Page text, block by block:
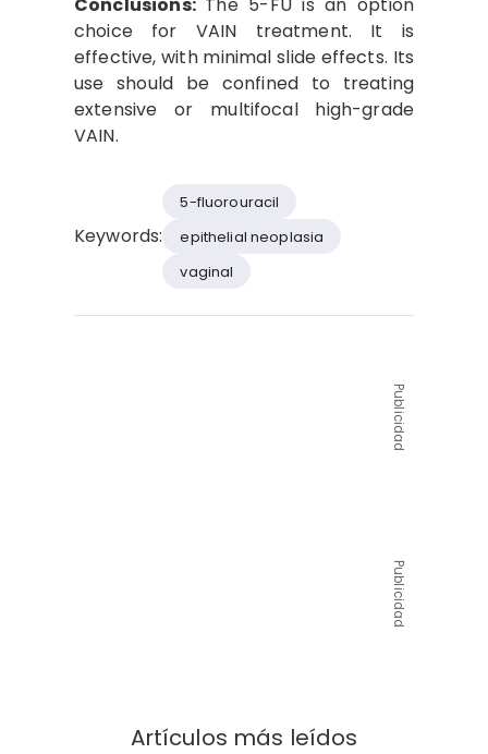
choice for VAIN treatment. It is
effective, with minimal slide effects. Its
use should be confined to treating
extensive or multifocal high-grade
VAIN.
Keywords:
5-fluorouracil
epithelial neoplasia
vaginal
Publicidad
Publicidad
Artículos más leídos